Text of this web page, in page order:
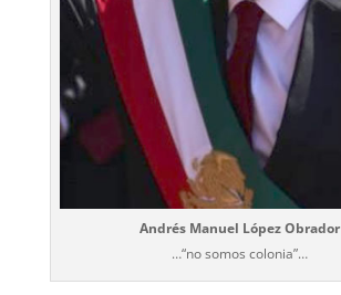
Andrés Manuel López Obrador
…“no somos colonia”…